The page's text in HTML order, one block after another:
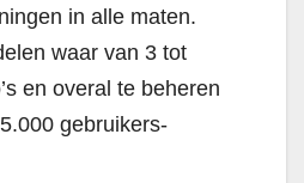
in alle maten.
waar van 3 tot
en overal te beheren
gebruikers-